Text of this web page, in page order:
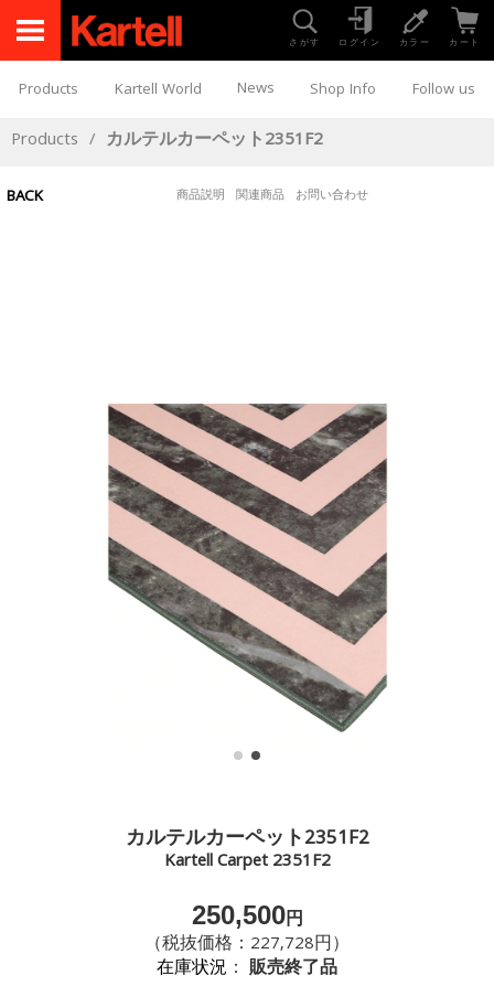
さがす ログイン カラー カート
Products Kartell World News Shop Info Follow us
Products / カルテルカーペット2351F2
BACK 商品説明 関連商品 お問い合わせ
カルテルカーペット2351F2
Kartell Carpet 2351F2
250,500円
（税抜価格：227,728円）
在庫状況 ： 販売終了品